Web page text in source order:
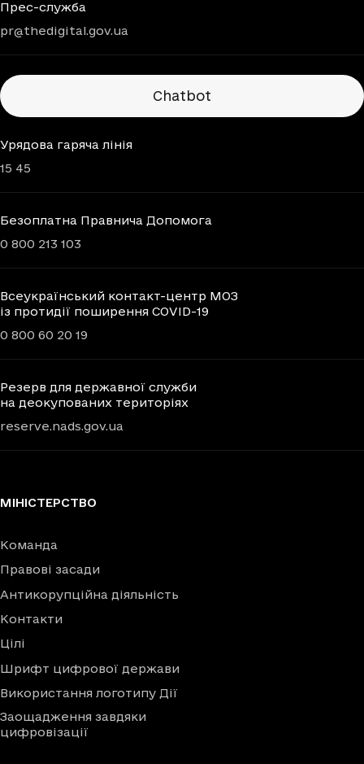
Прес-служба
pr@thedigital.gov.ua
Chatbots
Chatbot
Урядова гаряча лінія
15 45
Безоплатна Правнича Допомога
0 800 213 103
Всеукраїнський контакт-центр МОЗ
із протидії поширення COVID-19
0 800 60 20 19
Резерв для державної служби
на деокупованих територіях
reserve.nads.gov.ua
МІНІСТЕРСТВО
Команда
Правові засади
Антикорупційна діяльність
Контакти
Цілі
Шрифт цифрової держави
Використання логотипу Дії
Заощадження завдяки
цифровізації